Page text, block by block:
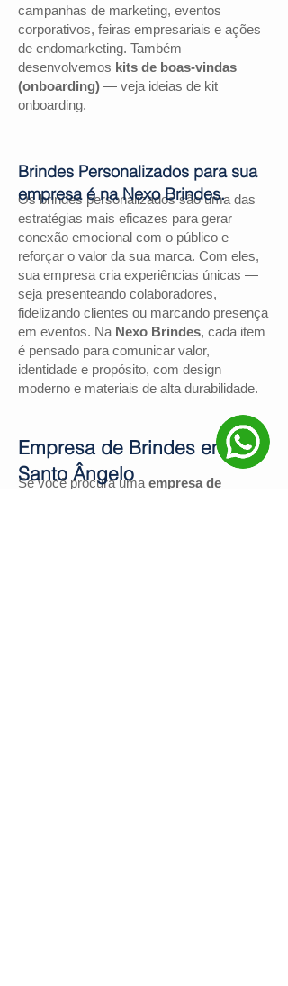
campanhas de marketing, eventos
corporativos, feiras empresariais e ações
de endomarketing. Também
desenvolvemos kits de boas-vindas
(onboarding) — veja ideias de kit
onboarding.
Os brindes personalizados são uma das
estratégias mais eficazes para gerar
conexão emocional com o público e
reforçar o valor da sua marca. Com eles,
sua empresa cria experiências únicas —
seja presenteando colaboradores,
fidelizando clientes ou marcando presença
em eventos. Na Nexo Brindes, cada item
é pensado para comunicar valor,
identidade e propósito, com design
moderno e materiais de alta durabilidade.
Se você procura uma empresa de
Brindes Personalizados para sua
empresa é na Nexo Brindes.
Empresa de Brindes em
Santo Ângelo